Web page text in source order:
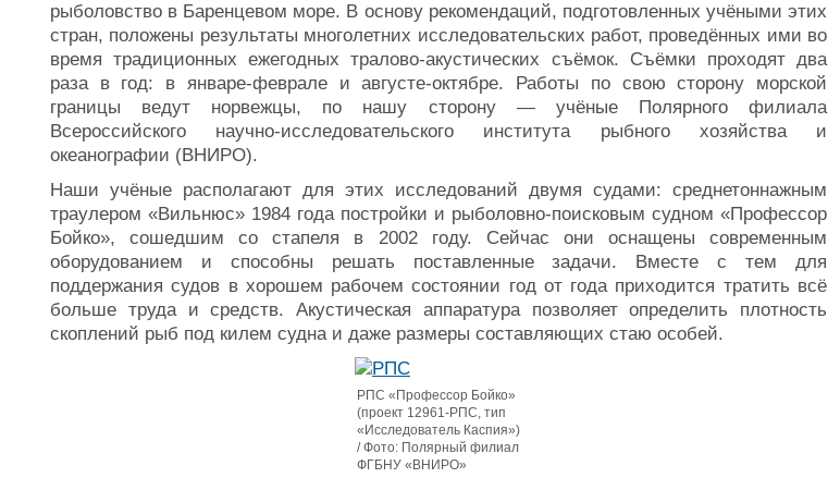
рыболовство в Баренцевом море. В основу рекомендаций, подготовленных учёными этих
стран, положены результаты многолетних исследовательских работ, проведённых ими во
время традиционных ежегодных тралово-акустических съёмок. Съёмки проходят два
раза в год: в январе-феврале и августе-октябре. Работы по свою сторону морской
границы ведут норвежцы, по нашу сторону — учёные Полярного филиала
Всероссийского научно-исследовательского института рыбного хозяйства и
океанографии (ВНИРО).
Наши учёные располагают для этих исследований двумя судами: среднетоннажным
траулером «Вильнюс» 1984 года постройки и рыболовно-поисковым судном «Профессор
Бойко», сошедшим со стапеля в 2002 году. Сейчас они оснащены современным
оборудованием и способны решать поставленные задачи. Вместе с тем для
поддержания судов в хорошем рабочем состоянии год от года приходится тратить всё
больше труда и средств. Акустическая аппаратура позволяет определить плотность
скоплений рыб под килем судна и даже размеры составляющих стаю особей.
РПС «Профессор Бойко»
(проект 12961-РПС, тип
«Исследователь Каспия»)
/ Фото: Полярный филиал
ФГБНУ «ВНИРО»